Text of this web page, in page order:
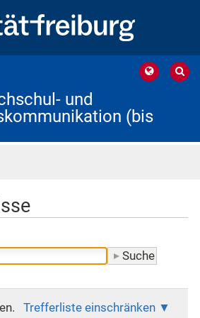
und
(bis
Trefferliste einschränken